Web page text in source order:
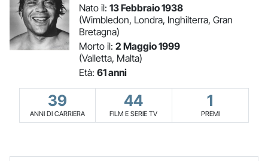
Nato il: 13 Febbraio 1938
(Wimbledon, Londra, Inghilterra, Gran
Bretagna)
Morto il: 2 Maggio 1999
(Valletta, Malta)
Età: 61 anni
39
ANNI DI CARRIERA
44
FILM E SERIE TV
1
PREMI